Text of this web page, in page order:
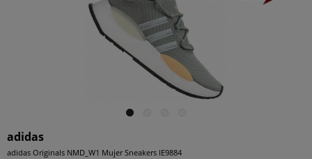
adidas
adidas Originals NMD_W1 Mujer Sneakers IE9884